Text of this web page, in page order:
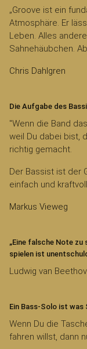
„Groove ist ein
Atmosphäre. Er
Leben. Alles
Sahnehäubchen.
Chris Dahlgren
Die Aufgabe des
"Wenn die Band
weil Du dabei bist,
richtig gemacht.
Der Bassist ist der
einfach und
Markus Vieweg
„Eine falsche Note
spielen ist
Ludwig van
Ein Bass-Solo ist was
Wenn Du die
fahren willst, dann